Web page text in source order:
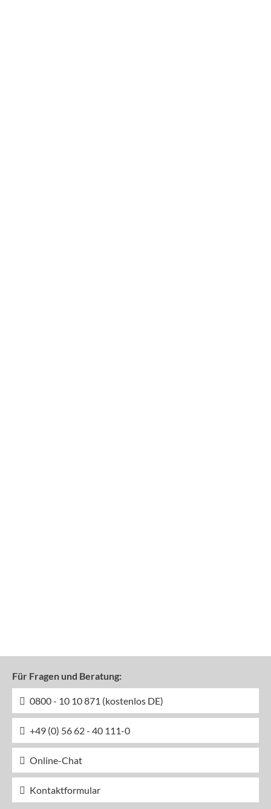
Für Fragen und Beratung:
0800 - 10 10 871 (kostenlos DE)
+49 (0) 56 62 - 40 111-0
Online-Chat
Kontaktformular